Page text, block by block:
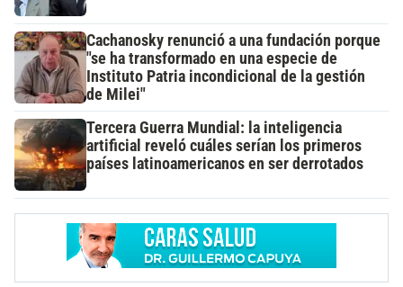
Cachanosky renunció a una fundación porque
"se ha transformado en una especie de
Instituto Patria incondicional de la gestión
de Milei"
Tercera Guerra Mundial: la inteligencia
artificial reveló cuáles serían los primeros
países latinoamericanos en ser derrotados